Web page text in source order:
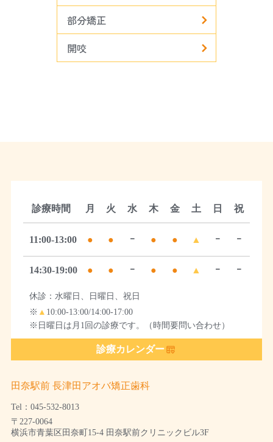
部分矯正
開咬
診療時間 月 火 水 木 金 土 日 祝
11:00-13:00 ● ● ｰ ● ● ▲ ｰ ｰ
14:30-19:00 ● ● ｰ ● ● ▲ ｰ ｰ
休診：水曜日、日曜日、祝日
※ ▲ 10:00-13:00/14:00-17:00
※日曜日は月1回の診療です。（時間要問い合わせ）
診療カレンダー
田奈駅前 長津田アオバ矯正歯科
Tel：045-532-8013
〒227-0064
横浜市青葉区田奈町15-4 田奈駅前クリニックビル3F